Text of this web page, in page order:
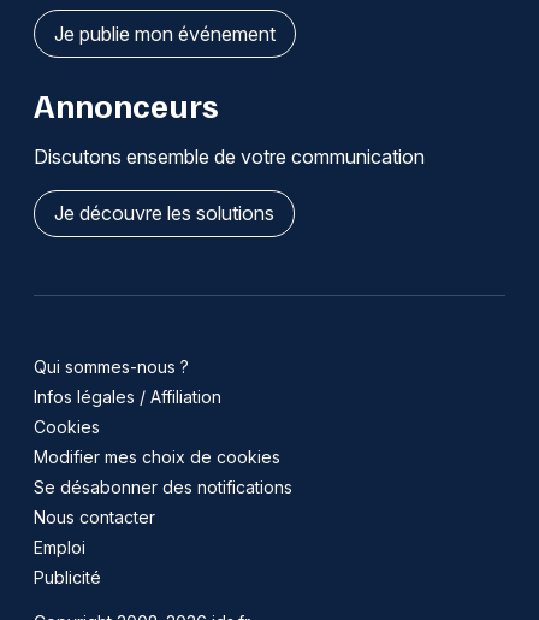
Je publie mon événement
Annonceurs
Discutons ensemble de votre communication
Je découvre les solutions
Qui sommes-nous ?
Infos légales / Affiliation
Cookies
Modifier mes choix de cookies
Se désabonner des notifications
Nous contacter
Emploi
Publicité